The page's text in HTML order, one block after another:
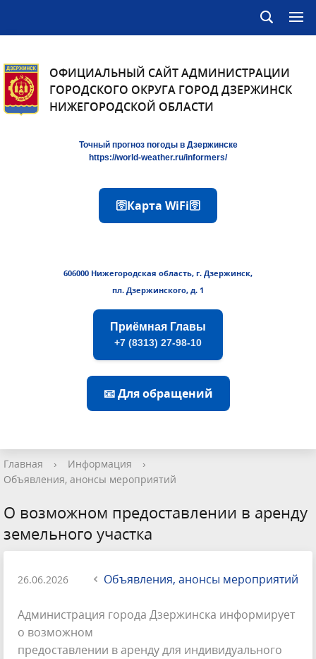
ОФИЦИАЛЬНЫЙ САЙТ АДМИНИСТРАЦИИ
ГОРОДСКОГО ОКРУГА ГОРОД ДЗЕРЖИНСК
НИЖЕГОРОДСКОЙ ОБЛАСТИ
Точный прогноз погоды в Дзержинске
https://world-weather.ru/informers/
🛜Карта WiFi🛜
606000 Нижегородская область, г. Дзержинск,
пл. Дзержинского, д. 1
Приёмная Главы
+7 (8313) 27-98-10
📧 Для обращений
Главная › Информация
›
Объявления, анонсы мероприятий
О возможном предоставлении в аренду
земельного участка
26.06.2026 Объявления, анонсы мероприятий
Администрация города Дзержинска информирует
о возможном
предоставлении в аренду для индивидуального